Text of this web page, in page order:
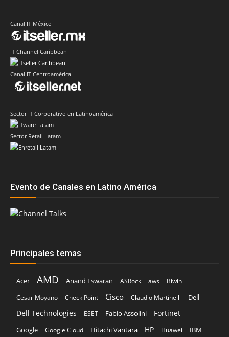
Canal IT México
IT Channel Caribbean
Canal IT Centroamérica
Sector IT Corporativo en Latinoamérica
Sector Retail Latam
Evento de Canales en Latino América
Principales temas
Acer AMD Anand Eswaran ASRock aws
Biwin
Cesar Moyano
Check Point Cisco Claudio Martinelli Dell
Dell Technologies ESET Fabio Assolini Fortinet
Google Google Cloud Hitachi Vantara HP Huawei IBM